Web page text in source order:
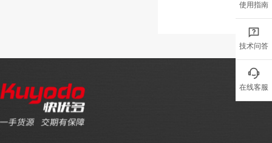
使用指南
技术问答
在线客服